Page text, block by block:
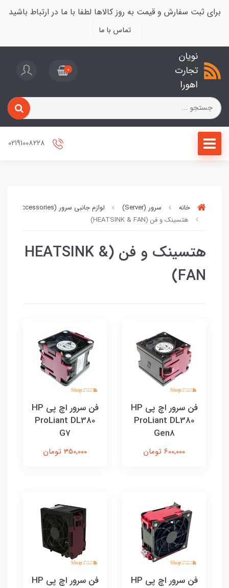
برای ثبت سفارش و قیمت به روز کالاها لطفا با ما در ارتباط باشید
تماس با ما
نویان
تجارت
اهورا
0
خانه سرور (Server)
لوازم جانبی سرور (Server Accessories)
هتسینک و فن (HEATSINK & FAN)
هتسینک و فن (HEATSINK &
FAN)
فن سرور اچ پی HP
ProLiant DL380
Gen8
600,000 تومان
فن سرور اچ پی HP
ProLiant DL380
G7
350,000 تومان
فن سرور اچ پی HP
فن سرور اچ پی HP